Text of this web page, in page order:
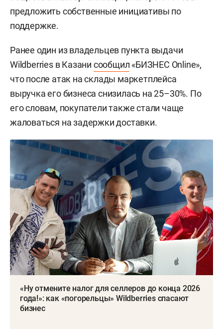
предложить собственные инициативы по
поддержке.
Ранее один из владельцев пункта выдачи
Wildberries в Казани сообщил «БИЗНЕС Online»,
что после атак на склады маркетплейса
выручка его бизнеса снизилась на 25–30%. По
его словам, покупатели также стали чаще
жаловаться на задержки доставки.
«Ну отмените налог для селлеров до конца 2026
года!»: как «погорельцы» Wildberries спасают
бизнес